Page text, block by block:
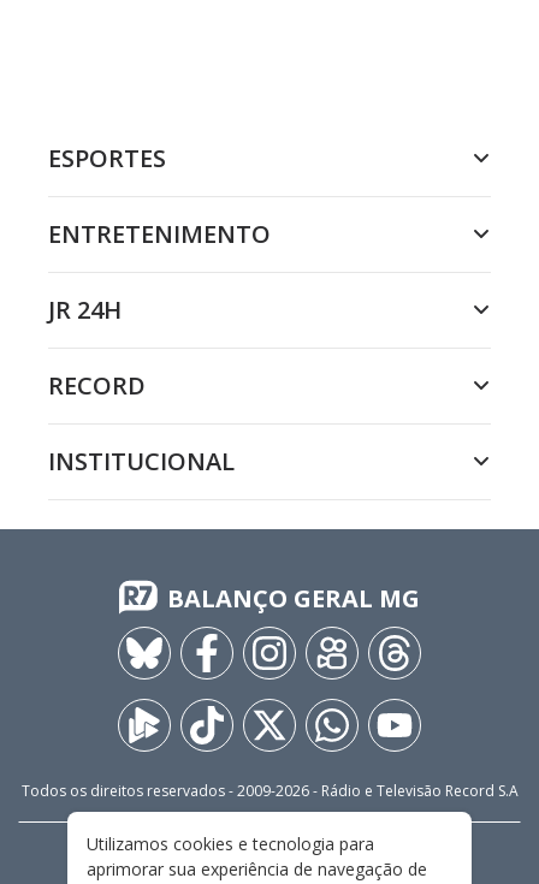
ESPORTES
ENTRETENIMENTO
JR 24H
RECORD
INSTITUCIONAL
BALANÇO GERAL MG
Todos os direitos reservados - 2009-2026- Rádio e Televisão Record S.A
FALE CONOSCO
PRIVACIDADE
Utilizamos cookies e tecnologia para
aprimorar sua experiência de navegação de